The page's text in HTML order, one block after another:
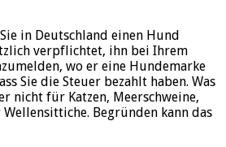
in Deutschland einen Hund
verpflichtet, ihn bei Ihrem
wo er eine Hundemarke
Sie die Steuer bezahlt haben. Was
nicht für Katzen, Meerschweine,
Wellensittiche. Begründen kann das